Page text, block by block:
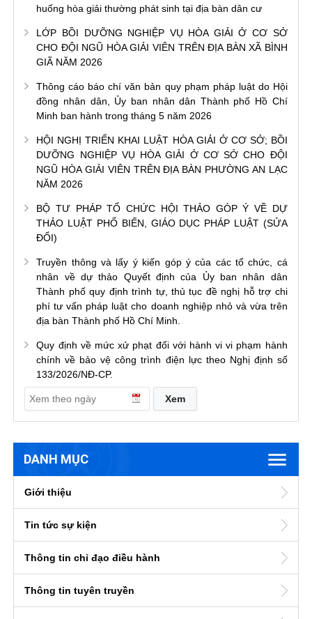
huống hòa giải thường phát sinh tại địa bàn dân cư
LỚP BỒI DƯỠNG NGHIỆP VỤ HÒA GIẢI Ở CƠ SỞ
CHO ĐỘI NGŨ HÒA GIẢI VIÊN TRÊN ĐỊA BÀN XÃ BÌNH
GIÃ NĂM 2026
Thông cáo báo chí văn bản quy phạm pháp luật do Hội
đồng nhân dân, Ủy ban nhân dân Thành phố Hồ Chí
Minh ban hành trong tháng 5 năm 2026
HỘI NGHỊ TRIỂN KHAI LUẬT HÒA GIẢI Ở CƠ SỞ; BỒI
DƯỠNG NGHIỆP VỤ HÒA GIẢI Ở CƠ SỞ CHO ĐỘI
NGŨ HÒA GIẢI VIÊN TRÊN ĐỊA BÀN PHƯỜNG AN LẠC
NĂM 2026
BỘ TƯ PHÁP TỔ CHỨC HỘI THẢO GÓP Ý VỀ DỰ
THẢO LUẬT PHỔ BIẾN, GIÁO DỤC PHÁP LUẬT (SỬA
ĐỔI)
Truyền thông và lấy ý kiến góp ý của các tổ chức, cá
nhân về dự thảo Quyết định của Ủy ban nhân dân
Thành phố quy định trình tự, thủ tục đề nghị hỗ trợ chi
phí tư vấn pháp luật cho doanh nghiệp nhỏ và vừa trên
địa bàn Thành phố Hồ Chí Minh.
Quy định về mức xử phạt đối với hành vi vi phạm hành
chính về bảo vệ công trình điện lực theo Nghị định số
133/2026/NĐ-CP.
DANH MỤC
Giới thiệu
Tin tức sự kiện
Thông tin chỉ đạo điều hành
Thông tin tuyên truyền